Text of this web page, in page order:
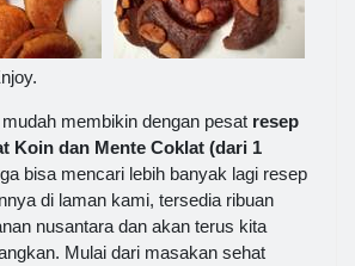
membikin dengan pesat resep
Koin dan Mente Coklat (dari 1
bisa mencari lebih banyak lagi resep
di laman kami, tersedia ribuan
nusantara dan akan terus kita
Mulai dari masakan sehat